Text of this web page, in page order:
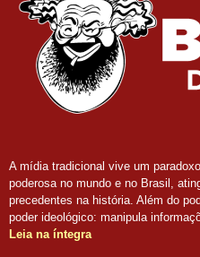
A mídia tradicional vive um
poderosa no mundo e no Brasil,
precedentes na história. Além do
poder ideológico: manipula
Leia na íntegra